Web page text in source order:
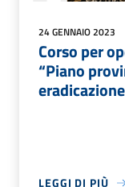
24 GENNAIO 2023
Corso per
“Piano
LEGGI DI PIÙ